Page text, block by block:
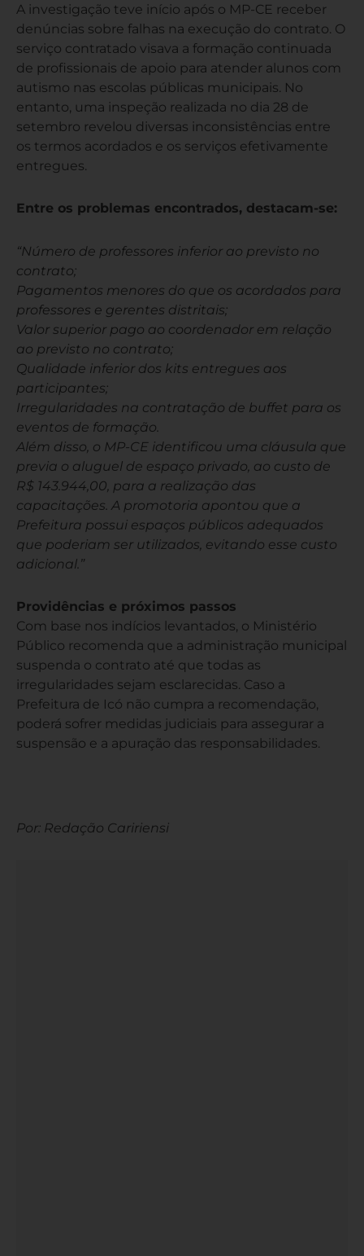
A investigação teve início após o MP-CE receber
denúncias sobre falhas na execução do contrato. O
serviço contratado visava a formação continuada
de profissionais de apoio para atender alunos com
autismo nas escolas públicas municipais. No
entanto, uma inspeção realizada no dia 28 de
setembro revelou diversas inconsistências entre
os termos acordados e os serviços efetivamente
entregues.
Entre os problemas encontrados, destacam-se:
“Número de professores inferior ao previsto no
contrato;
Pagamentos menores do que os acordados para
professores e gerentes distritais;
Valor superior pago ao coordenador em relação
ao previsto no contrato;
Qualidade inferior dos kits entregues aos
participantes;
Irregularidades na contratação de buffet para os
eventos de formação.
Além disso, o MP-CE identificou uma cláusula que
previa o aluguel de espaço privado, ao custo de
R$ 143.944,00, para a realização das
capacitações. A promotoria apontou que a
Prefeitura possui espaços públicos adequados
que poderiam ser utilizados, evitando esse custo
adicional.”
Providências e próximos passos
Com base nos indícios levantados, o Ministério
Público recomenda que a administração municipal
suspenda o contrato até que todas as
irregularidades sejam esclarecidas. Caso a
Prefeitura de Icó não cumpra a recomendação,
poderá sofrer medidas judiciais para assegurar a
suspensão e a apuração das responsabilidades.
Por: Redação Caririensi